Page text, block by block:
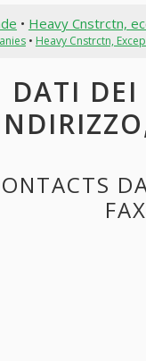
• Heavy Cnstrctn,
• Heavy Cnstrctn,
DATI